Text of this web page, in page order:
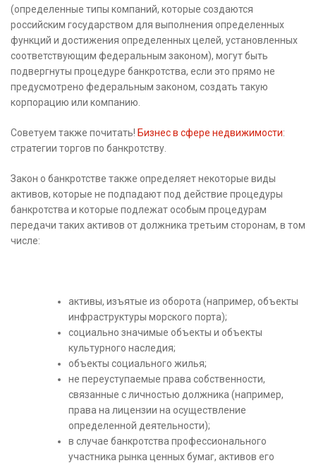
(определенные типы компаний, которые создаются
российским государством для выполнения определенных
функций и достижения определенных целей, установленных
соответствующим федеральным законом), могут быть
подвергнуты процедуре банкротства, если это прямо не
предусмотрено федеральным законом, создать такую ​​
корпорацию или компанию.
Советуем также почитать! Бизнес в сфере недвижимости:
стратегии торгов по банкротству.
Закон о банкротстве также определяет некоторые виды
активов, которые не подпадают под действие процедуры
банкротства и которые подлежат особым процедурам
передачи таких активов от должника третьим сторонам, в том
числе:
активы, изъятые из оборота (например, объекты
инфраструктуры морского порта);
социально значимые объекты и объекты
культурного наследия;
объекты социального жилья;
не переуступаемые права собственности,
связанные с личностью должника (например,
права на лицензии на осуществление
определенной деятельности);
в случае банкротства профессионального
участника рынка ценных бумаг, активов его